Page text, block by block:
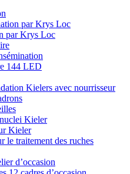
par Krys Loc
par Krys Loc
144 LED
Kielers avec nourrisseur
Kieler
Kieler
le traitement des ruches
d’occasion